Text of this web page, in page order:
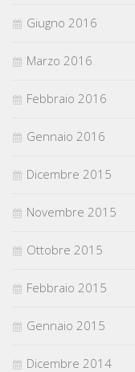
Giugno 2016
Marzo 2016
Febbraio 2016
Gennaio 2016
Dicembre 2015
Novembre 2015
Ottobre 2015
Febbraio 2015
Gennaio 2015
Dicembre 2014